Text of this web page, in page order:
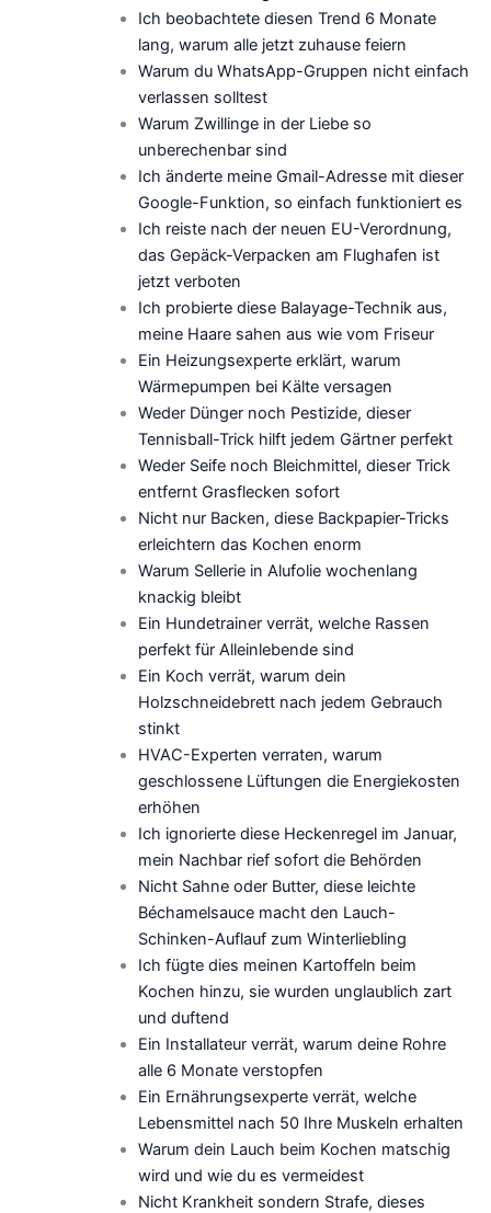
Ich beobachtete diesen Trend 6 Monate
lang, warum alle jetzt zuhause feiern
Warum du WhatsApp-Gruppen nicht einfach
verlassen solltest
Warum Zwillinge in der Liebe so
unberechenbar sind
Ich änderte meine Gmail-Adresse mit dieser
Google-Funktion, so einfach funktioniert es
Ich reiste nach der neuen EU-Verordnung,
das Gepäck-Verpacken am Flughafen ist
jetzt verboten
Ich probierte diese Balayage-Technik aus,
meine Haare sahen aus wie vom Friseur
Ein Heizungsexperte erklärt, warum
Wärmepumpen bei Kälte versagen
Weder Dünger noch Pestizide, dieser
Tennisball-Trick hilft jedem Gärtner perfekt
Weder Seife noch Bleichmittel, dieser Trick
entfernt Grasflecken sofort
Nicht nur Backen, diese Backpapier-Tricks
erleichtern das Kochen enorm
Warum Sellerie in Alufolie wochenlang
knackig bleibt
Ein Hundetrainer verrät, welche Rassen
perfekt für Alleinlebende sind
Ein Koch verrät, warum dein
Holzschneidebrett nach jedem Gebrauch
stinkt
HVAC-Experten verraten, warum
geschlossene Lüftungen die Energiekosten
erhöhen
Ich ignorierte diese Heckenregel im Januar,
mein Nachbar rief sofort die Behörden
Nicht Sahne oder Butter, diese leichte
Béchamelsauce macht den Lauch-
Schinken-Auflauf zum Winterliebling
Ich fügte dies meinen Kartoffeln beim
Kochen hinzu, sie wurden unglaublich zart
und duftend
Ein Installateur verrät, warum deine Rohre
alle 6 Monate verstopfen
Ein Ernährungsexperte verrät, welche
Lebensmittel nach 50 Ihre Muskeln erhalten
Warum dein Lauch beim Kochen matschig
wird und wie du es vermeidest
Nicht Krankheit sondern Strafe, dieses